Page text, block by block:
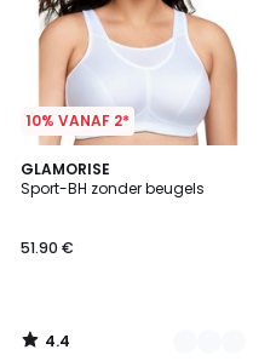
10% VANAF 2*
GLAMORISE
Sport-BH zonder beugels
51.90 €
4.4
/ 5
2
Kleuren
4.4
/